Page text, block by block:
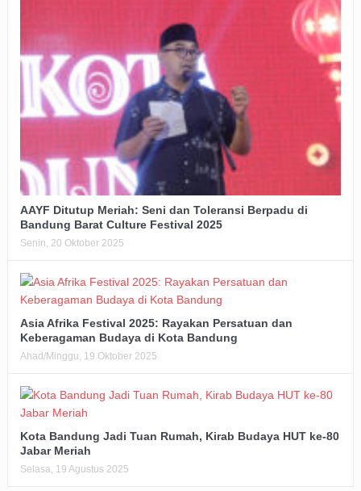
AAYF Ditutup Meriah: Seni dan Toleransi Berpadu di
Bandung Barat Culture Festival 2025
Senin, 20 Oktober 2025
Asia Afrika Festival 2025: Rayakan Persatuan dan
Keberagaman Budaya di Kota Bandung
Ahad/Minggu, 19 Oktober 2025
Kota Bandung Jadi Tuan Rumah, Kirab Budaya HUT ke-80
Jabar Meriah
Selasa, 19 Agustus 2025